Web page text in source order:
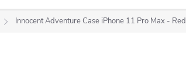
Innocent Adventure Case iPhone 11 Pro Max - Red